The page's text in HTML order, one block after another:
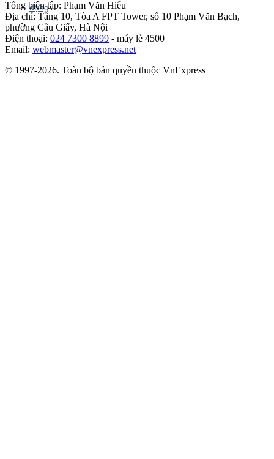
Tổng biên tập: Phạm Văn Hiếu
Địa chỉ: Tầng 10, Tòa A FPT Tower, số 10 Phạm Văn Bạch,
phường Cầu Giấy, Hà Nội
Điện thoại: 024 7300 8899 - máy lẻ 4500
Email: webmaster@vnexpress.net
© 1997-2026. Toàn bộ bản quyền thuộc VnExpress